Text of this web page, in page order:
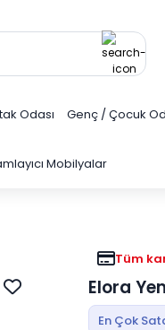
Odası Genç / Çocuk
Mobilyalar
Tüm
Elora
En Çok